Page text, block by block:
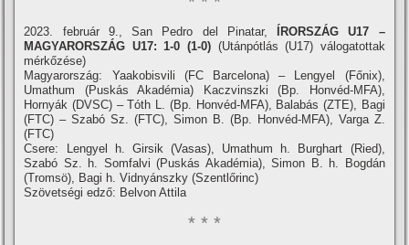
2023. február 9., San Pedro del Pinatar,
ÍRORSZÁG U17 –
MAGYARORSZÁG U17: 1-0 (1-0) (Utánpótlás (U17) válogatottak
mérkőzése)
Magyarország: Yaakobisvili (FC Barcelona) – Lengyel (Főnix),
Umathum (Puskás Akadémia) Kaczvinszki (Bp. Honvéd-MFA),
Hornyák (DVSC) – Tóth L. (Bp. Honvéd-MFA), Balabás (ZTE), Bagi
(FTC) – Szabó Sz. (FTC), Simon B. (Bp. Honvéd-MFA), Varga Z.
(FTC)
Csere: Lengyel h. Girsik (Vasas), Umathum h. Burghart (Ried),
Szabó Sz. h. Somfalvi (Puskás Akadémia), Simon B. h. Bogdán
(Tromsö), Bagi h. Vidnyánszky (Szentlőrinc)
Szövetségi edző: Belvon Attila
* * *